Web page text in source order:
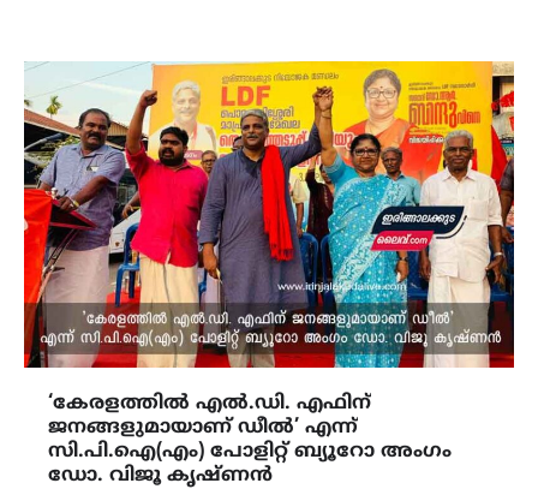
‘കേരളത്തിൽ എൽ.ഡി. എഫിന്
ജനങ്ങളുമായാണ് ഡീൽ’ എന്ന്
സി.പി.ഐ(എം) പോളിറ്റ് ബ്യൂറോ അംഗം
ഡോ. വിജൂ കൃഷ്ണൻ